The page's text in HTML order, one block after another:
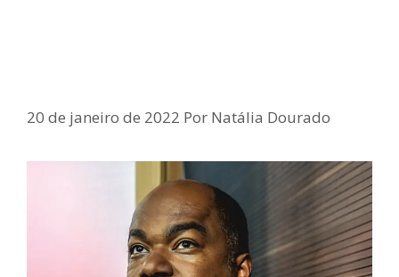
20 de janeiro de 2022 Por Natália Dourado